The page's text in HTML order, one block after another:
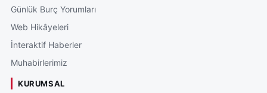
Günlük Burç Yorumları
Web Hikâyeleri
İnteraktif Haberler
Muhabirlerimiz
KURUMSAL